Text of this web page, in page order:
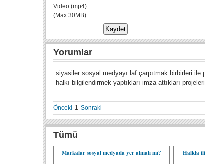
Video (mp4) :
(Max 30MB)
Yorumlar
siyasiler sosyal medyayı laf çarpıtmak birbirleri ile
halkı bilgilendirmek yaptıkları imza attıkları
Önceki 1 Sonraki
Tümü
Markalar sosyal medyada yer almalı mı?
Halkla